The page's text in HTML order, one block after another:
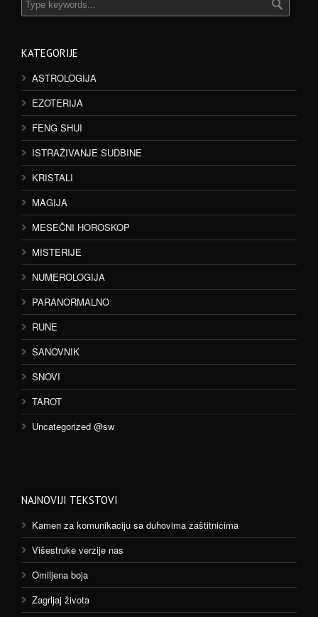
KATEGORIJE
ASTROLOGIJA
EZOTERIJA
FENG SHUI
ISTRAŽIVANJE SUDBINE
KRISTALI
MAGIJA
MESEČNI HOROSKOP
MISTERIJE
NUMEROLOGIJA
PARANORMALNO
RUNE
SANOVNIK
SNOVI
TAROT
Uncategorized @sw
NAJNOVIJI TEKSTOVI
Kamen za komunikaciju sa duhovima zaštitnicima
Višestruke verzije nas
Omiljena boja
Zagrljaj života